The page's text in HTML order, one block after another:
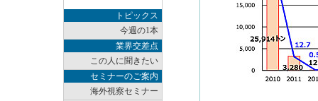
トピックス
今週の1本
業界交差点
この人に聞きたい
セミナーのご案内
海外視察セミナー